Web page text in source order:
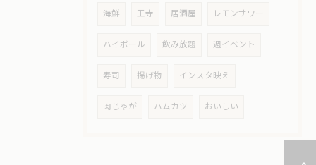
海鮮 王寺 居酒屋 レモンサワー
ハイボール 飲み放題 週イベント
寿司 揚げ物 インスタ映え
肉じゃが ハムカツ おいしい